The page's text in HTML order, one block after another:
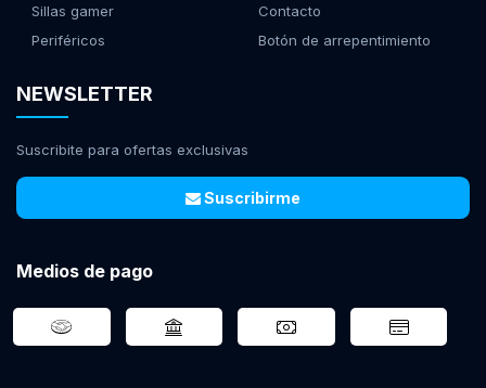
Sillas gamer
Periféricos
Contacto
Botón de arrepentimiento
NEWSLETTER
Suscribite para ofertas exclusivas
Suscribirme
Medios de pago